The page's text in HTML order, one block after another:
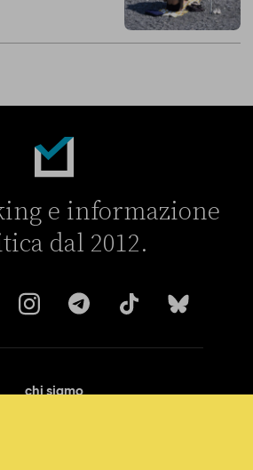
e informazione
dal 2012.
chi siamo